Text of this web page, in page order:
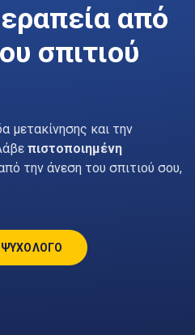
από
σπιτιού
μετακίνησης και την
πιστοποιημένη
την άνεση του σπιτιού σου,